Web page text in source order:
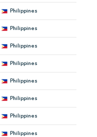
Philippines
Philippines
Philippines
Philippines
Philippines
Philippines
Philippines
Philippines